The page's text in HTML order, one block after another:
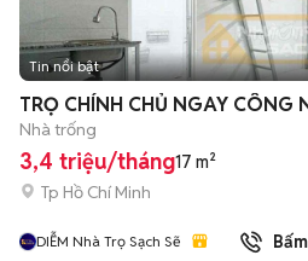
Tin nổi bật
TRỌ CHÍNH CHỦ NGAY CÔNG
Nhà trống
3,4 triệu/tháng17 m²
Tp Hồ Chí Minh
DIỄM Nhà Trọ Sạch Sẽ